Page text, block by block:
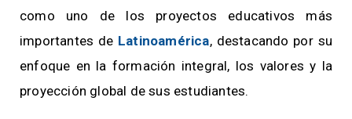
como uno de los proyectos educativos más
importantes de Latinoamérica, destacando por su
enfoque en la formación integral, los valores y la
proyección global de sus estudiantes.